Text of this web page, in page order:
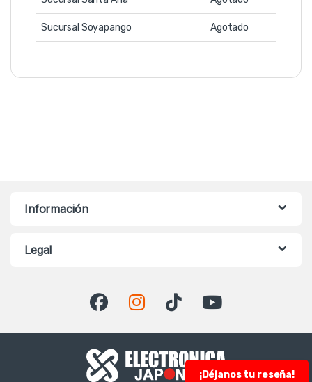
Sucursal Soyapango Agotado
Información
Legal
¡Déjanos tu reseña!